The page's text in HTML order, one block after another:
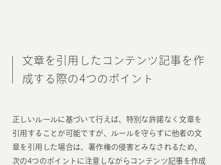
文章を引用したコンテンツ記事を作
成する際の4つのポイント
正しいルールに基づいて行えば、特別な許諾なく文章を
引用することが可能ですが、ルールを守らずに他者の文
章を引用した場合は、著作権の侵害とみなされるため、
次の4つのポイントに注意しながらコンテンツ記事を作成